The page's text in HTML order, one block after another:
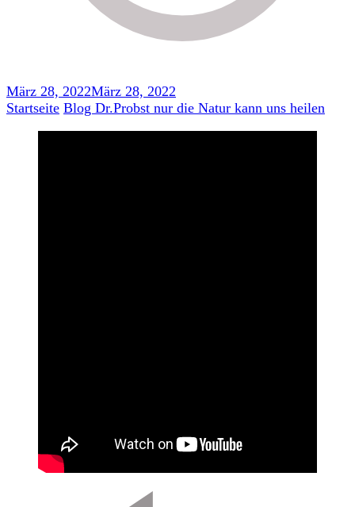
März 28, 2022März 28, 2022
Startseite Blog Dr.Probst nur die Natur kann uns heilen